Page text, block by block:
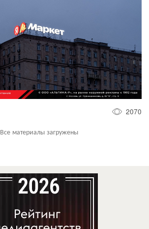
2070
Все материалы загружены